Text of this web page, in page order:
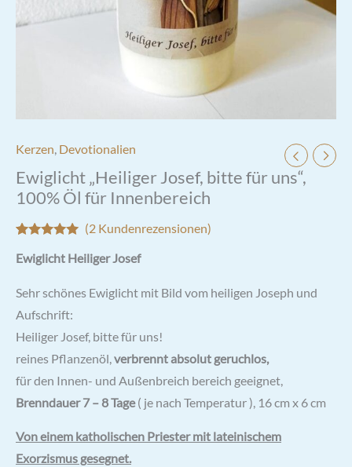
Kerzen, Devotionalien
Ewiglicht „Heiliger Josef, bitte für uns“,
100% Öl für Innenbereich
5.00von 5,
Kundenbewertungen
(2Kundenrezensionen)
Ewiglicht Heiliger Josef
Sehr schönes Ewiglicht mit Bild vom heiligen Joseph und
Aufschrift:
Heiliger Josef, bitte für uns!
reines Pflanzenöl, verbrennt absolut geruchlos,
für den Innen- und Außenbreich bereich geeignet,
Brenndauer 7 – 8 Tage( je nach Temperatur ), 16 cm x 6 cm
Von einem katholischen Priester mit lateinischem
Exorzismus gesegnet.